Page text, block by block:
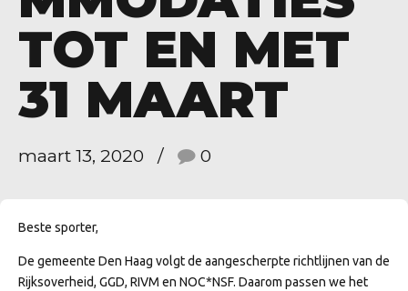
TOT EN MET
31 MAART
maart 13, 2020 0
Beste sporter,
De gemeente Den Haag volgt de aangescherpte richtlijnen van de
Rijksoverheid, GGD, RIVM en NOC*NSF. Daarom passen we het